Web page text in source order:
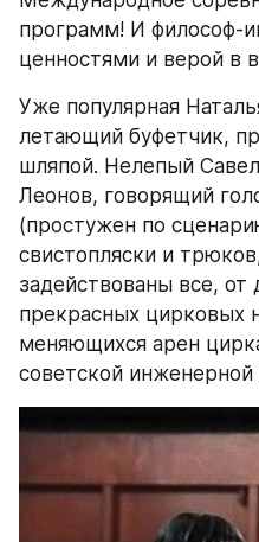
программ! И философ-
ценностями и верой в
Уже популярная
летающий буфетчик,
шляпой. Нелепый
Леонов, говорящий
(простужен по
свистопляски и
задействованы все,
прекрасных цирковых
меняющихся арен
советской